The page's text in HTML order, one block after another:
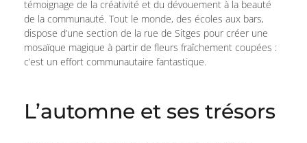
témoignage de la créativité et du dévouement à la beauté
de la communauté. Tout le monde, des écoles aux bars,
dispose d’une section de la rue de Sitges pour créer une
mosaïque magique à partir de fleurs fraîchement coupées :
c’est un effort communautaire fantastique.
L’automne et ses trésors